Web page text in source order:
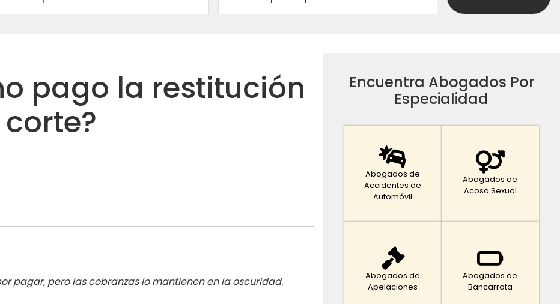
pago la restitución
pagar, pero las cobranzas lo mantienen en la oscuridad.
Encuentra Abogados Por
Especialidad
Abogados de
Accidentes de
Automóvil
Abogados de
Acoso Sexual
Abogados de
Apelaciones
Abogados de
Bancarrota